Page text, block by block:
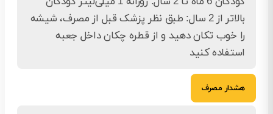
بالاتر از 2 سال: طبق نظر پزشک قبل از مصرف، شیشه
را خوب تکان دهید و از قطره چکان داخل جعبه
استفاده کنید
هشدار مصرف